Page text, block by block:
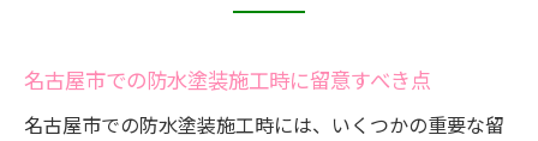
名古屋市での防水塗装施工時に留意すべき点
名古屋市での防水塗装施工時には、いくつかの重要な留